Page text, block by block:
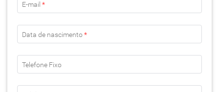
E-mail *
Data de nascimento*
Telefone Fixo